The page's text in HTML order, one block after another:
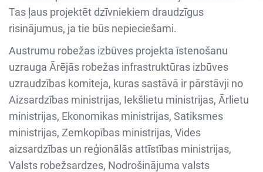
Tas ļaus projektēt dzīvniekiem draudzīgus
risinājumus, ja tie būs nepieciešami.
Austrumu robežas izbūves projekta īstenošanu
uzrauga Ārējās robežas infrastruktūras izbūves
uzraudzības komiteja, kuras sastāvā ir pārstāvji no
Aizsardzības ministrijas, Iekšlietu ministrijas, Ārlietu
ministrijas, Ekonomikas ministrijas, Satiksmes
ministrijas, Zemkopības ministrijas, Vides
aizsardzības un reģionālās attīstības ministrijas,
Valsts robežsardzes, Nodrošinājuma valsts